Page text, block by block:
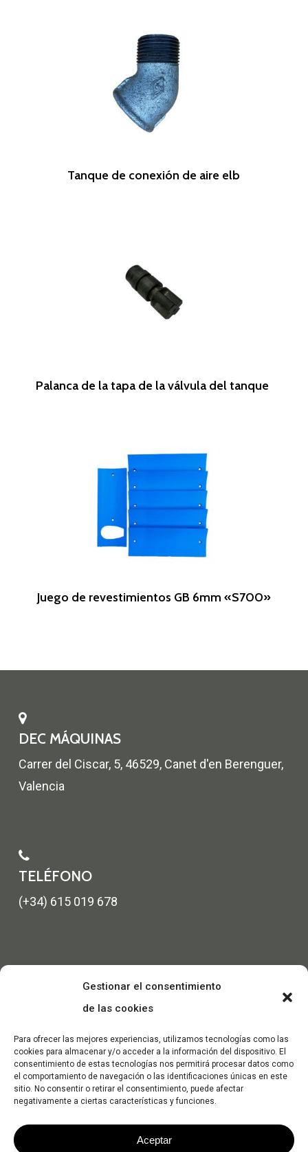
Gestionar el consentimiento
de las cookies
Para ofrecer las mejores experiencias, utilizamos tecnologías como las
cookies para almacenar y/o acceder a la información del dispositivo. El
consentimiento de estas tecnologías nos permitirá procesar datos como
el comportamiento de navegación o las identificaciones únicas en este
sitio. No consentir o retirar el consentimiento, puede afectar
negativamente a ciertas características y funciones.
Aceptar
Leer Más
Tanque de conexión de aire elb
Leer Más
Palanca de la tapa de la válvula del tanque
Leer Más
Juego de revestimientos GB 6mm «S700»
DEC MÁQUINAS
Carrer del Ciscar, 5, 46529, Canet d'en Berenguer,
Valencia
TELÉFONO
(+34) 615 019 678